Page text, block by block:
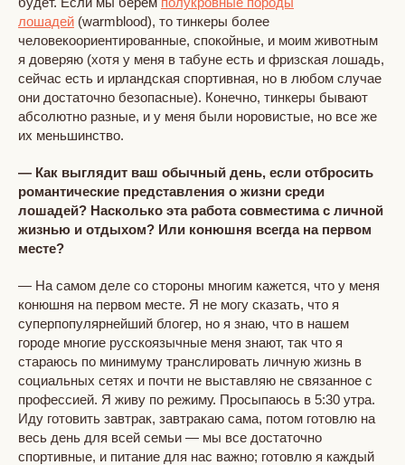
лошадей (warmblood), то тинкеры более
человекоориентированные, спокойные, и моим животным
я доверяю (хотя у меня в табуне есть и фризская лошадь,
сейчас есть и ирландская спортивная, но в любом случае
они достаточно безопасные). Конечно, тинкеры бывают
абсолютно разные, и у меня были норовистые, но все же
их меньшинство.
— Как выглядит ваш обычный день, если отбросить
романтические представления о жизни среди
лошадей? Насколько эта работа совместима с личной
жизнью и отдыхом? Или конюшня всегда на первом
месте?
— На самом деле со стороны многим кажется, что у меня
конюшня на первом месте. Я не могу сказать, что я
суперпопулярнейший блогер, но я знаю, что в нашем
городе многие русскоязычные меня знают, так что я
стараюсь по минимуму транслировать личную жизнь в
социальных сетях и почти не выставляю не связанное с
профессией. Я живу по режиму. Просыпаюсь в 5:30 утра.
Иду готовить завтрак, завтракаю сама, потом готовлю на
весь день для всей семьи — мы все достаточно
спортивные, и питание для нас важно; готовлю я каждый